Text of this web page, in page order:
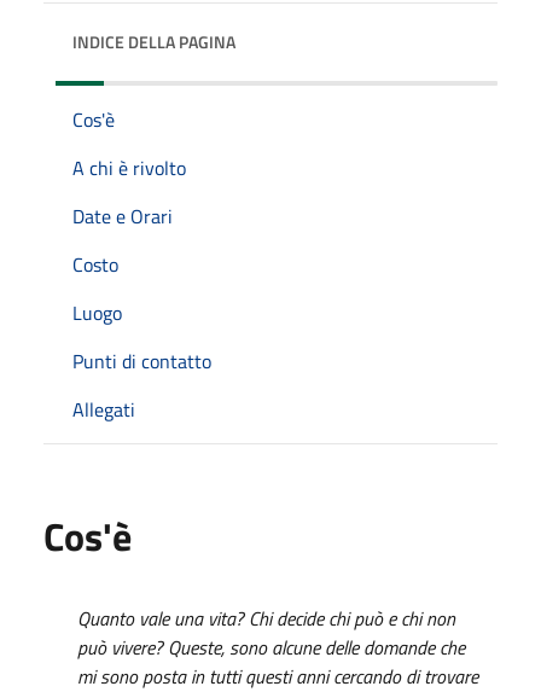
INDICE DELLA PAGINA
Cos'è
A chi è rivolto
Date e Orari
Costo
Luogo
Punti di contatto
Allegati
Cos'è
Quanto vale una vita? Chi decide chi può e chi non
può vivere? Queste, sono alcune delle domande che
mi sono posta in tutti questi anni cercando di trovare